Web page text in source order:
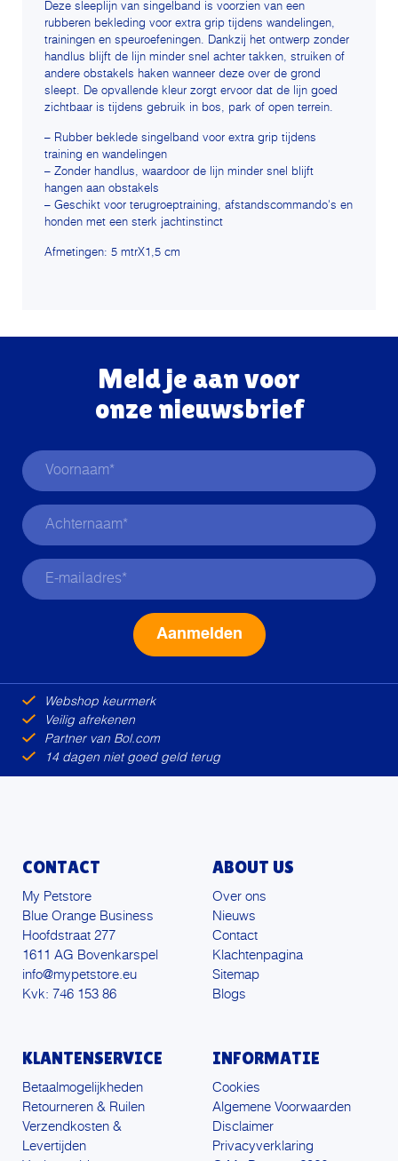
Deze sleeplijn van singelband is voorzien van een
rubberen bekleding voor extra grip tijdens wandelingen,
trainingen en speuroefeningen. Dankzij het ontwerp zonder
handlus blijft de lijn minder snel achter takken, struiken of
andere obstakels haken wanneer deze over de grond
sleept. De opvallende kleur zorgt ervoor dat de lijn goed
zichtbaar is tijdens gebruik in bos, park of open terrein.
– Rubber beklede singelband voor extra grip tijdens
training en wandelingen
– Zonder handlus, waardoor de lijn minder snel blijft
hangen aan obstakels
– Geschikt voor terugroeptraining, afstandscommando's en
honden met een sterk jachtinstinct
Afmetingen: 5 mtrX1,5 cm
Meld je aan voor
onze nieuwsbrief
Webshop keurmerk
Veilig afrekenen
Partner van Bol.com
14 dagen niet goed geld terug
CONTACT
My Petstore
Blue Orange Business
Hoofdstraat 277
1611 AG Bovenkarspel
info@mypetstore.eu
Kvk: 746 153 86
ABOUT US
Over ons
Nieuws
Contact
Klachtenpagina
Sitemap
Blogs
KLANTENSERVICE
Betaalmogelijkheden
Retourneren & Ruilen
Verzendkosten &
Levertijden
INFORMATIE
Cookies
Algemene Voorwaarden
Disclaimer
Privacyverklaring